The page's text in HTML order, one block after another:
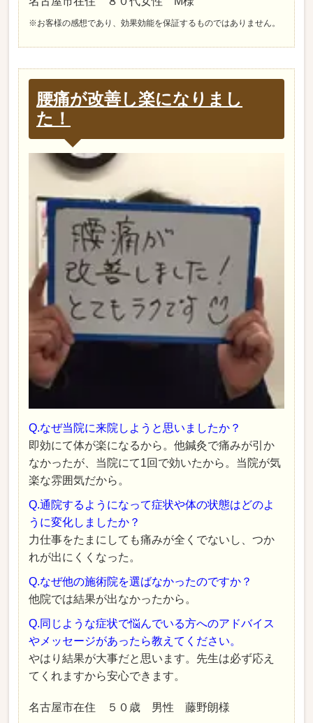
※お客様の感想であり、効果効能を保証するものではありません。
腰痛が改善し楽になりまし
た！
Q.なぜ当院に来院しようと思いましたか？
即効にて体が楽になるから。他鍼灸で痛みが引か
なかったが、当院にて1回で効いたから。当院が気
楽な雰囲気だから。
Q.通院するようになって症状や体の状態はどのよ
うに変化しましたか？
力仕事をたまにしても痛みが全くでないし、つか
れが出にくくなった。
Q.なぜ他の施術院を選ばなかったのですか？
他院では結果が出なかったから。
Q.同じような症状で悩んでいる方へのアドバイス
やメッセージがあったら教えてください。
やはり結果が大事だと思います。先生は必ず応え
てくれますから安心できます。
名古屋市在住 ５０歳 男性 藤野朗様